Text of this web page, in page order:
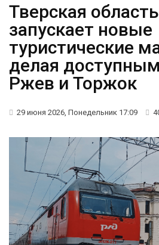
Тверская
запускает новые
туристические
делая
Ржев и Торжок
29 июня 2026, Понедельник 17:09